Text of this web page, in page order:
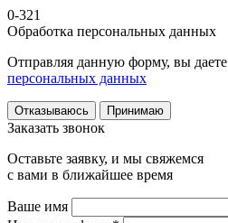
0-321
Обработка персональных данных
Отправляя данную форму, вы даете
персональных данных
Отказываюсь Принимаю
Заказать звонок
Оставьте заявку, и мы свяжемся
с вами в ближайшее время
Ваше имя